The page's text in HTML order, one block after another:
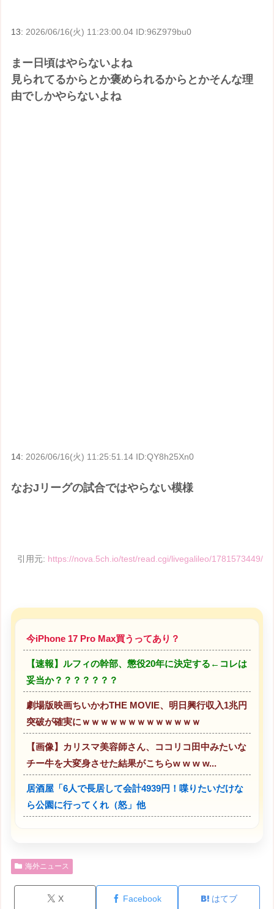
13: 2026/06/16(火) 11:23:00.04 ID:96Z979bu0
まー日頃はやらないよね
見られてるからとか褒められるからとかそんな理
由でしかやらないよね
14: 2026/06/16(火) 11:25:51.14 ID:QY8h25Xn0
なおJリーグの試合ではやらない模様
引用元: https://nova.5ch.io/test/read.cgi/livegalileo/1781573449/
今iPhone 17 Pro Max買うってあり？
【速報】ルフィの幹部、懲役20年に決定する←コレは
妥当か？？？？？？？
劇場版映画ちいかわTHE MOVIE、明日興行収入1兆円
突破が確実にｗｗｗｗｗｗｗｗｗｗｗｗｗ
【画像】カリスマ美容師さん、ココリコ田中みたいな
チー牛を大変身させた結果がこちらw w w w...
居酒屋「6人で長居して会計4939円！喋りたいだけな
ら公園に行ってくれ（怒」他
海外ニュース
X Facebook はてブ